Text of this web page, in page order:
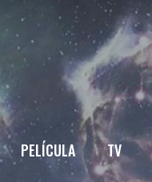
PELÍCULA TV